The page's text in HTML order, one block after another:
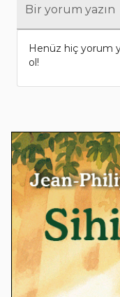
Bir yorum yazın
Henüz hiç yorum
ol!